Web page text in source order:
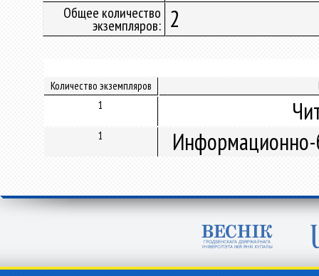
Общее количество
экземпляров: 2
Количество экземпляров
1
1 Информационно-